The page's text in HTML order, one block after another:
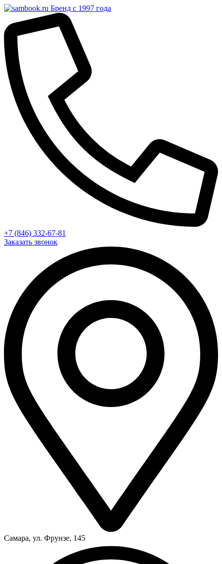
Бренд с 1997 года
+7 (846) 332-67-81
Заказать звонок
Самара, ул. Фрунзе, 145